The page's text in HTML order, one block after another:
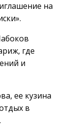
на
где
и
ее кузина
в